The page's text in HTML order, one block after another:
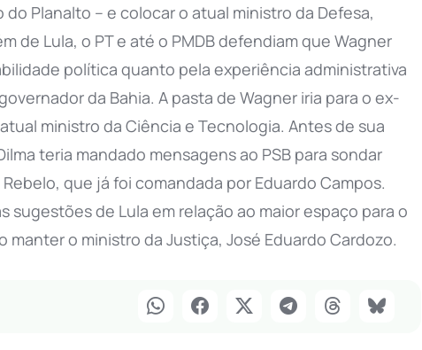
Planalto – e colocar o atual ministro da Defesa,
de Lula, o PT e até o PMDB defendiam que Wagner
política quanto pela experiência administrativa
da Bahia. A pasta de Wagner iria para o ex-
ministro da Ciência e Tecnologia. Antes de sua
teria mandado mensagens ao PSB para sondar
que já foi comandada por Eduardo Campos.
sugestões de Lula em relação ao maior espaço para o
manter o ministro da Justiça, José Eduardo Cardozo.